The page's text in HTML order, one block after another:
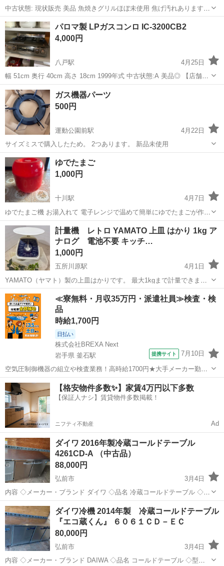
中古状態: 現状販売 美品 魚焼きグリルほぼ未使用 焦げ汚れあります
が、簡単な清掃で取れます。 【店舗引渡の場合】 住所:〒039-1105 八
戸市八幡五日町31-1 営業時間:9時〜17時 定休日:水曜日・その他不...
青森 八戸市 八戸駅 キッチン家電
パロマ製 LPガスコンロ IC-3200CB2
4,000円
八戸駅
4月25日
幅 51cm 奥行 40cm 高さ 18cm 1999年式 中古状態:A 美品◎ 【店舗引
渡の場合】 住所:〒039-1105 八戸市八幡五日町31-1 営業時間:9時〜17
青森 八戸市 八戸駅
ガス機器パーツ
500円
運動公園前駅
4月22日
サイズミスで購入したため。 2つあります。 新品未使用
青森 弘前市 運動公園前駅
ゆでたまご
1,000円
十川駅
4月7日
ゆでたまご機 お湯入れて 電子レンジで温めて簡単にゆでたまごが作れ
ます 税込み1000円でお売りしてます 即対応可能です お気軽にお問い
合わせください お譲りします
青森 五所川原市 十川駅 ゆでたまご
計量機 レトロ YAMATO 上皿 はかり 1kg ア
ナログ 電池不要 キッチ…
1,000円
五所川原駅
4月1日
YAMATO（ヤマト）製の上皿はかりです。 最大1kgまで計量できま
す。 アナログタイプなので電池不要、シンプルで使いやすいです。 料
理・お菓子作り・パン作りなどにおすすめです。 多少の使用感はあり
ますが、目立つ大きな傷...
青森 五所川原市 五所川原駅 キッチン家電 上皿はかり
≪寮無料・月収35万円・派遣社員≫検査・検
品
時給1,700円
日払い
株式会社BREXA Next
岩手県 釜石駅
提携サイト 7月10日
空気圧制御機器の組立や検査業務！高時給1700円★大手メーカー勤
務！嬉しい寮費無料！ワンルーム寮完備★マイカー通勤OK＆工場敷地
内に無料駐車場あり★！《岩手県釜石市》 人気の工場のお仕事 ◇空気
圧制御機器（シリンダ、バルブ...
岩手 釜石市 釜石駅 その他
【格安物件多数✨】家賃4万円以下多数
【保証人ナシ】賃貸物件多数掲載！
ニフティ不動産 Ad
ダイワ 2016年製冷蔵コールドテーブル
4261CD-A （中古品）
88,000円
弘前市
3月4日
内容 ◇メーカー・ブランド ダイワ ◇品名 冷蔵コールドテーブル ◇型
番 4261CD-A ◇詳細 動作確認済み。 現金でのお支払いも可能です。
配送も可能ですので、お気軽にご相談ください。 全て早いもの勝ち...
青森 弘前市 キッチン家電 コールド
ダイワ冷機 2014年製 冷蔵コールドテーブル
『エコ蔵くん』 ６０６１ＣＤ－ＥＣ
80,000円
弘前市
3月4日
内容 ◇メーカー・ブランド DAIWA ◇品名 コールドテーブル ◇型番